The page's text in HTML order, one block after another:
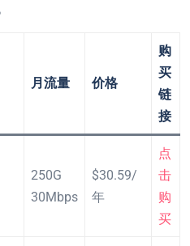
月流量 价格
购
买
链
接
250G
30Mbps
$30.59/
年
点
击
购
买